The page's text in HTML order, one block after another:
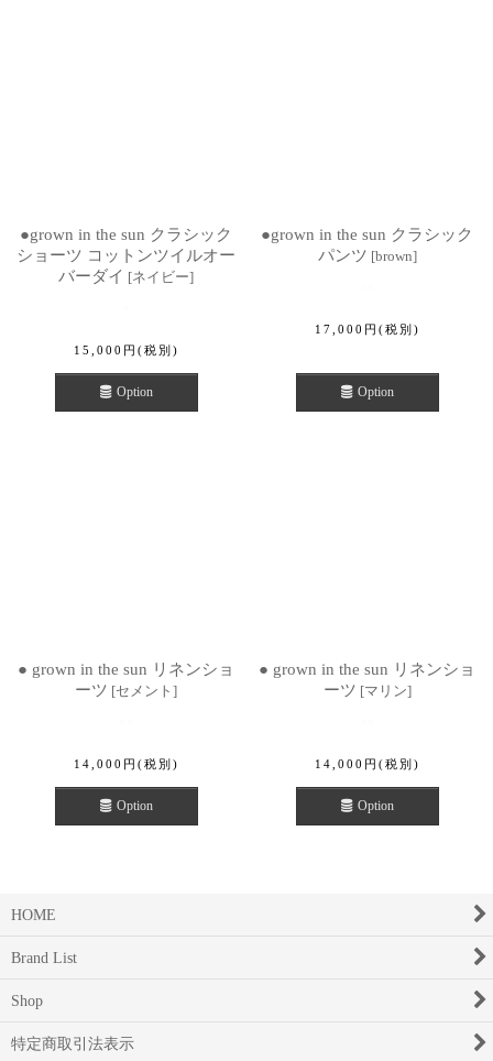
●grown in the sun クラシック
ショーツ コットンツイルオー
バーダイ [ネイビー]
15,000 円 (税別)
Option
●grown in the sun クラシック
パンツ [brown]
17,000 円 (税別)
Option
● grown in the sun リネンショ
ーツ [セメント ]
14,000 円 (税別)
Option
● grown in the sun リネンショ
ーツ [マリン]
14,000 円 (税別)
Option
HOME
Brand List
Shop
特定商取引法表示